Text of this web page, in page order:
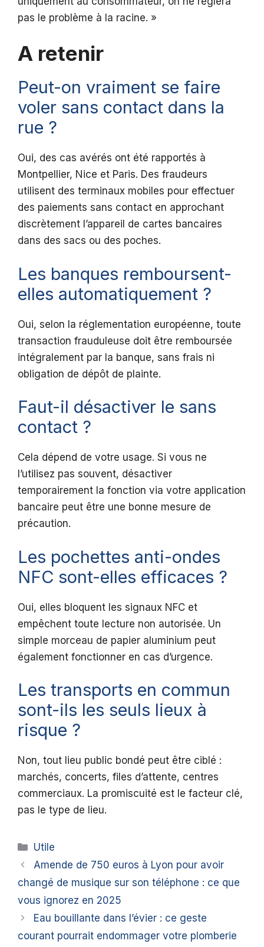
pas le problème à la racine. »
A retenir
Peut-on vraiment se faire
voler sans contact dans la
rue ?
Oui, des cas avérés ont été rapportés à
Montpellier, Nice et Paris. Des fraudeurs
utilisent des terminaux mobiles pour effectuer
des paiements sans contact en approchant
discrètement l’appareil de cartes bancaires
dans des sacs ou des poches.
Les banques remboursent-
elles automatiquement ?
Oui, selon la réglementation européenne, toute
transaction frauduleuse doit être remboursée
intégralement par la banque, sans frais ni
obligation de dépôt de plainte.
Faut-il désactiver le sans
contact ?
Cela dépend de votre usage. Si vous ne
l’utilisez pas souvent, désactiver
temporairement la fonction via votre application
bancaire peut être une bonne mesure de
précaution.
Les pochettes anti-ondes
NFC sont-elles efficaces ?
Oui, elles bloquent les signaux NFC et
empêchent toute lecture non autorisée. Un
simple morceau de papier aluminium peut
également fonctionner en cas d’urgence.
Les transports en commun
sont-ils les seuls lieux à
risque ?
Non, tout lieu public bondé peut être ciblé :
marchés, concerts, files d’attente, centres
commerciaux. La promiscuité est le facteur clé,
pas le type de lieu.
Catégories
Utile
Amende de 750 euros à Lyon pour avoir
changé de musique sur son téléphone : ce que
vous ignorez en 2025
Eau bouillante dans l’évier : ce geste
courant pourrait endommager votre plomberie